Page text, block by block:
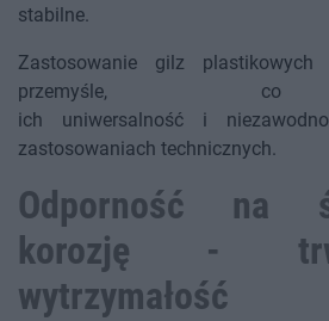
stabilne.
Zastosowanie gilz
przemyśle, co
ich uniwersalność i
zastosowaniach technicznych.
Odporność na
korozję -
wytrzymałość